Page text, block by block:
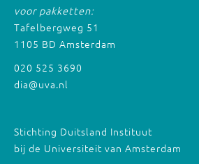
voor pakketten:
Tafelbergweg 51
1105 BD Amsterdam
020 525 3690
dia@uva.nl
Stichting Duitsland Instituut
bij de Universiteit van Amsterdam